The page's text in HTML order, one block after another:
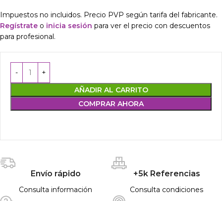
Impuestos no incluidos. Precio PVP según tarifa del fabricante.
Regístrate o inicia sesión para ver el precio con descuentos
para profesional.
AÑADIR AL CARRITO
COMPRAR AHORA
Envío rápido
Consulta información
+5k Referencias
Consulta condiciones